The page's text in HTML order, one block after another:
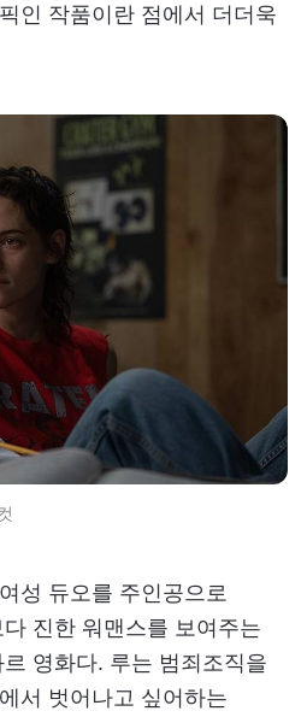
인 작품이란 점에서 더더욱
성 듀오를 주인공으로
진한 워맨스를 보여주는
영화다. 루는 범죄조직을
서 벗어나고 싶어하는